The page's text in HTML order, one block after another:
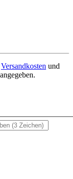
Versandkosten und